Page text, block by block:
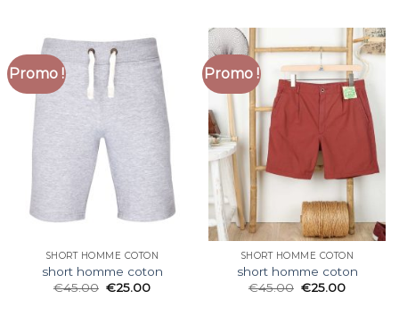
Promo !
SHORT HOMME COTON
short homme coton
€45.00 €25.00
Promo !
SHORT HOMME COTON
short homme coton
€45.00 €25.00